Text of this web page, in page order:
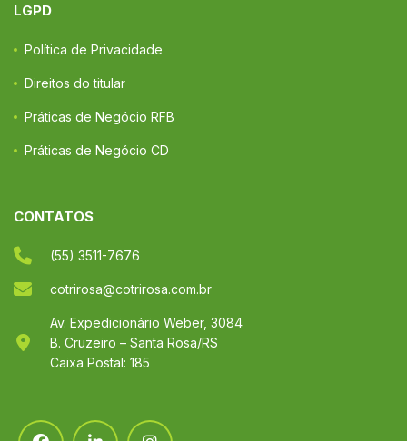
LGPD
Política de Privacidade
Direitos do titular
Práticas de Negócio RFB
Práticas de Negócio CD
CONTATOS
(55) 3511-7676
cotrirosa@cotrirosa.com.br
Av. Expedicionário Weber, 3084
B. Cruzeiro – Santa Rosa/RS
Caixa Postal: 185